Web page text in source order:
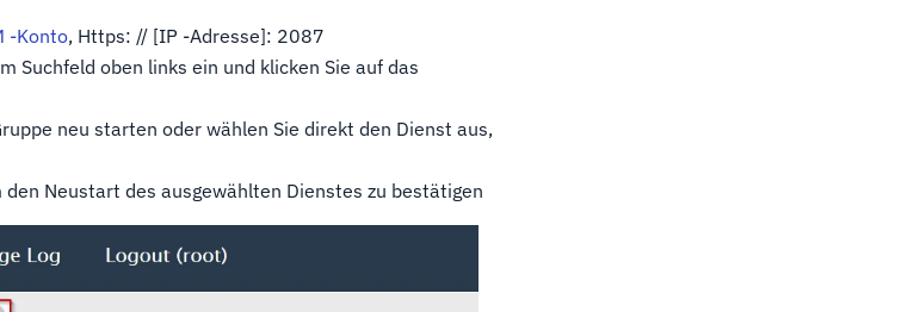
-Konto, Https: // [IP -Adresse]: 2087
Suchfeld oben links ein und klicken Sie auf das
neu starten oder wählen Sie direkt den Dienst aus,
Neustart des ausgewählten Dienstes zu bestätigen